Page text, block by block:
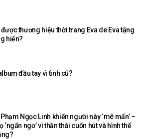
được thương hiệu thời trang Eva de Eva tặng
hiến?
đầu tay vì tình cũ?
Ngọc Linh khiến người này ‘mê mẩn’ –
‘ngẩn ngơ’ vì thần thái cuốn hút và hình thể